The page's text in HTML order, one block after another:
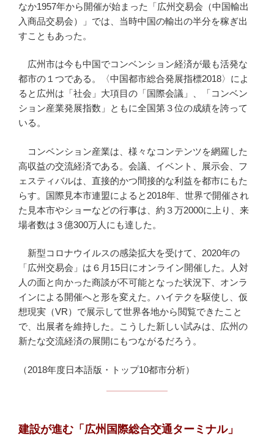
なか1957年から開催が始まった「広州交易会（中国輸出
入商品交易会）」では、当時中国の輸出の半分を稼ぎ出
すこともあった。
広州市は今も中国でコンベンション経済が最も活発な
都市の１つである。〈中国都市総合発展指標2018〉によ
ると広州は「社会」大項目の「国際会議」、「コンベン
ション産業発展指数」ともに全国第３位の成績を誇って
いる。
コンベンション産業は、様々なコンテンツを網羅した
高収益の交流経済である。会議、イベント、展示会、フ
ェスティバルは、直接的かつ間接的な利益を都市にもた
らす。国際見本市連盟によると2018年、世界で開催され
た見本市やショーなどの行事は、約３万2000に上り、来
場者数は３億300万人にも達した。
新型コロナウイルスの感染拡大を受けて、2020年の
「広州交易会」は６月15日にオンライン開催した。人対
人の面と向かった商談が不可能となった状況下、オンラ
インによる開催へと形を変えた。ハイテクを駆使し、仮
想現実（VR）で展示して世界各地から閲覧できたこと
で、出展者を維持した。こうした新しい試みは、広州の
新たな交流経済の展開にもつながるだろう。
（2018年度日本語版・トップ10都市分析）
建設が進む「広州国際総合交通ターミナル」